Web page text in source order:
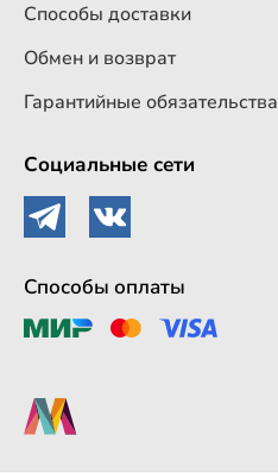
Способы доставки
Обмен и возврат
Гарантийные обязательства
Социальные сети
Способы оплаты